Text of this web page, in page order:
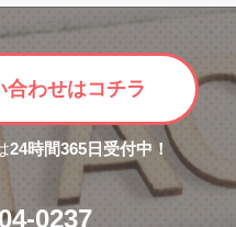
合わせはコチラ
24時間365日受付中！
0237